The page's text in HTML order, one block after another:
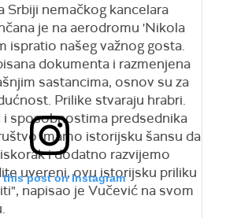
Srbiji nemačkog kancelara
je na aerodromu 'Nikola
ispratio našeg važnog gosta.
dokumenta i razmenjena
sastancima, osnov su za
Prilike stvaraju hrabri.
i sposobnostima predsednika
imamo istorijsku šansu da
i dodatno razvijemo
uvereni, ovu istorijsku priliku
napisao je Vučević na svom
this post on Instagram